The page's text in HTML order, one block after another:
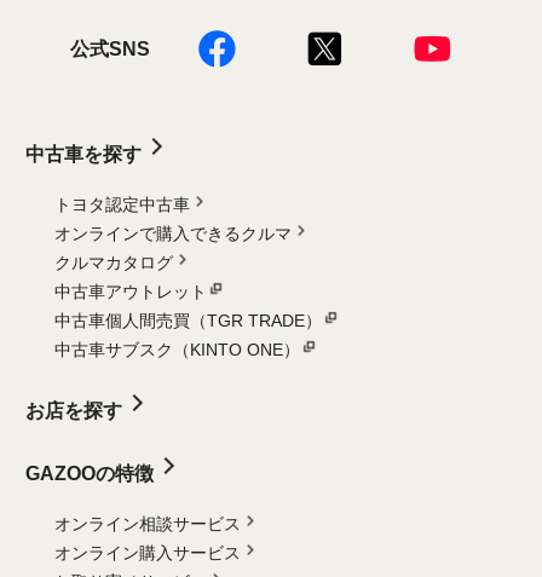
公式SNS
中古車を探す
トヨタ認定中古車
オンラインで購入できるクルマ
クルマカタログ
中古車アウトレット
中古車個人間売買（TGR TRADE）
中古車サブスク（KINTO ONE）
お店を探す
GAZOOの特徴
オンライン相談サービス
オンライン購入サービス